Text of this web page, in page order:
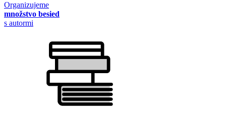
Organizujeme
množstvo besied
s autormi